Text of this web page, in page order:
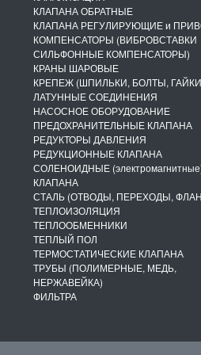
КЛАПАНА ОБРАТНЫЕ
КЛАПАНА РЕГУЛИРУЮЩИЕ и
КОМПЕНСАТОРЫ (ВИБРОВСТАВКИ
СИЛЬФОННЫЕ КОМПЕНСАТОРЫ)
КРАНЫ ШАРОВЫЕ
КРЕПЕЖ (ШПИЛЬКИ, БОЛТЫ,
ЛАТУННЫЕ СОЕДИНЕНИЯ
НАСОСНОЕ ОБОРУДОВАНИЕ
ПРЕДОХРАНИТЕЛЬНЫЕ КЛАПАНА
РЕДУКТОРЫ ДАВЛЕНИЯ
РЕДУКЦИОННЫЕ КЛАПАНА
СОЛЕНОИДНЫЕ
КЛАПАНА
СТАЛЬ (ОТВОДЫ, ПЕРЕХОДЫ,
ТЕПЛОИЗОЛЯЦИЯ
ТЕПЛООБМЕННИКИ
ТЕПЛЫЙ ПОЛ
ТЕРМОСТАТИЧЕСКИЕ КЛАПАНА
ТРУБЫ (ПОЛИМЕРНЫЕ, МЕДЬ,
НЕРЖАВЕЙКА)
ФИЛЬТРА